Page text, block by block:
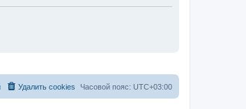
Часовой пояс: UTC+03:00
Удалить cookies